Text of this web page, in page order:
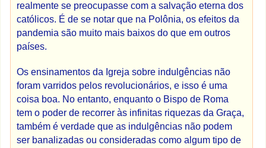
realmente se preocupasse com a salvação eterna dos
católicos. É de se notar que na Polônia, os efeitos da
pandemia são muito mais baixos do que em outros
países.
Os ensinamentos da Igreja sobre indulgências não
foram varridos pelos revolucionários, e isso é uma
coisa boa. No entanto, enquanto o Bispo de Roma
tem o poder de recorrer às infinitas riquezas da Graça,
também é verdade que as indulgências não podem
ser banalizadas ou consideradas como algum tipo de